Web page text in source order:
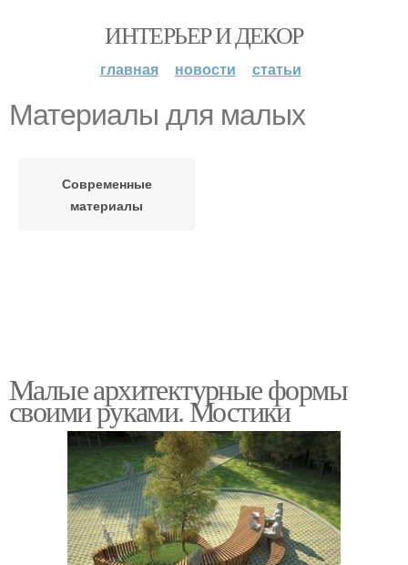
ИНТЕРЬЕР И ДЕКОР
главная новости статьи
Материалы для малых
Современные
материалы
Малые архитектурные формы
своими руками. Мостики